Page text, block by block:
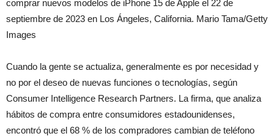
comprar nuevos modelos de iPhone 15 de Apple el 22 de
septiembre de 2023 en Los Ángeles, California. Mario Tama/Getty
Images
Cuando la gente se actualiza, generalmente es por necesidad y
no por el deseo de nuevas funciones o tecnologías, según
Consumer Intelligence Research Partners. La firma, que analiza
hábitos de compra entre consumidores estadounidenses,
encontró que el 68 % de los compradores cambian de teléfono